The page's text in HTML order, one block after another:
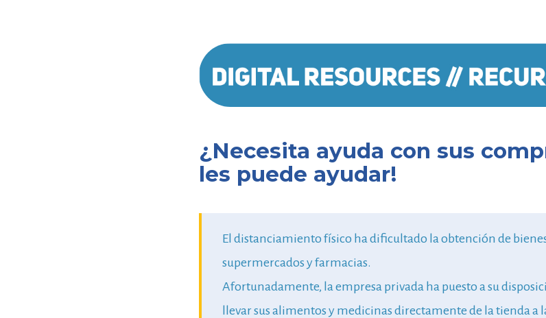
¿Necesita ayuda con sus
les puede ayudar!
El distanciamiento físico ha dificultado la obtención de
supermercados y farmacias.
Afortunadamente, la empresa privada ha puesto a su
llevar sus alimentos y medicinas directamente de la tienda a